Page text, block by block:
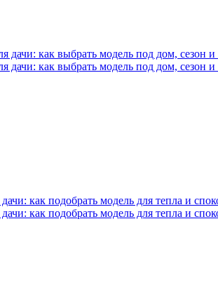
дачи: как выбрать модель под дом, сезон
дачи: как выбрать модель под дом, сезон
как подобрать модель для тепла и
как подобрать модель для тепла и